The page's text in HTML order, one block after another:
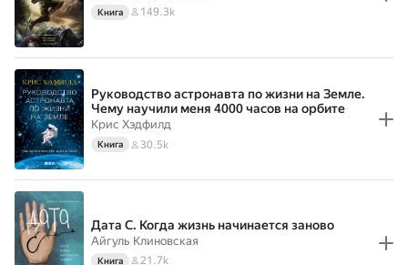
Книга 149.3k
Руководство астронавта по жизни на Земле.
Чему научили меня 4000 часов на орбите
Крис Хэдфилд
Книга 30.5k
Дата С. Когда жизнь начинается заново
Айгуль Клиновская
Книга 21.7k